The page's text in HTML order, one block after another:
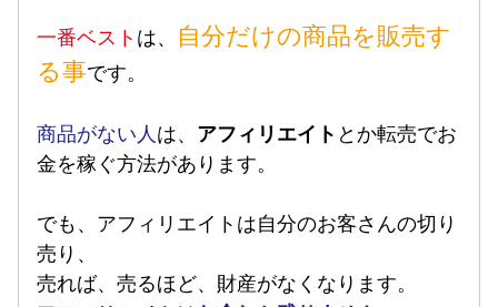
一番ベスト は、
自分だけの商品を販売す
る事です。
商品がない人 は、 アフィリエイト とか転売でお
金を稼ぐ方法があります。
でも、アフィリエイトは自分のお客さんの切り
売り、
売れば、売るほど、財産がなくなります。